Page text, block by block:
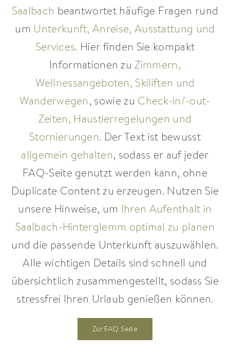
Saalbach beantwortet häufige Fragen rund
um Unterkunft, Anreise, Ausstattung und
Services. Hier finden Sie kompakt
Informationen zuZimmern,
Wellnessangeboten, Skiliften und
Wanderwegen, sowie zu Check-in/-out-
Zeiten, Haustierregelungen und
Stornierungen. Der Text ist bewusst
allgemein gehalten, sodass er auf jeder
FAQ-Seite genutzt werden kann, ohne
Duplicate Content zu erzeugen. Nutzen Sie
unsere Hinweise, um Ihren Aufenthalt in
Saalbach-Hinterglemm optimal zu planen
und die passende Unterkunft auszuwählen.
Alle wichtigen Details sind schnell und
übersichtlich zusammengestellt, sodass Sie
stressfrei Ihren Urlaub genießen können.
Zur FAQ Seite